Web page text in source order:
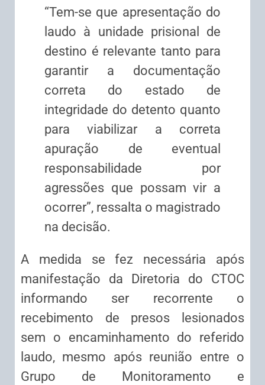
“Tem-se que apresentação do
laudo à unidade prisional de
destino é relevante tanto para
garantir a documentação
correta do estado de
integridade do detento quanto
para viabilizar a correta
apuração de eventual
responsabilidade por
agressões que possam vir a
ocorrer”, ressalta o magistrado
na decisão.
A medida se fez necessária após
manifestação da Diretoria do CTOC
informando ser recorrente o
recebimento de presos lesionados
sem o encaminhamento do referido
laudo, mesmo após reunião entre o
Grupo de Monitoramento e